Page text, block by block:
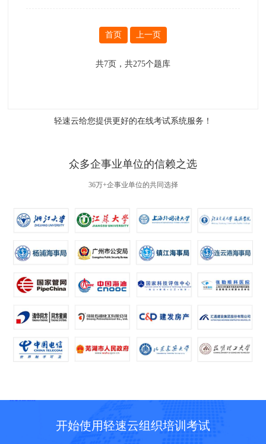
首页 上一页
共7页，共275个题库
轻速云给您提供更好的在线考试系统服务！
众多企事业单位的信赖之选
36万+企事业单位的共同选择
开始使用轻速云组织培训考试